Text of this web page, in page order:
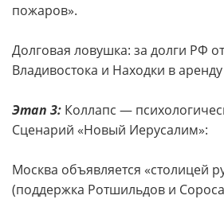
пожаров».
Долговая ловушка: за долги РФ
Владивостока и Находки в аренду
Этап 3: Коллапс —
Сценарий «Новый Иерусалим»:
Москва объявляется «столицей
(поддержка Ротшильдов и